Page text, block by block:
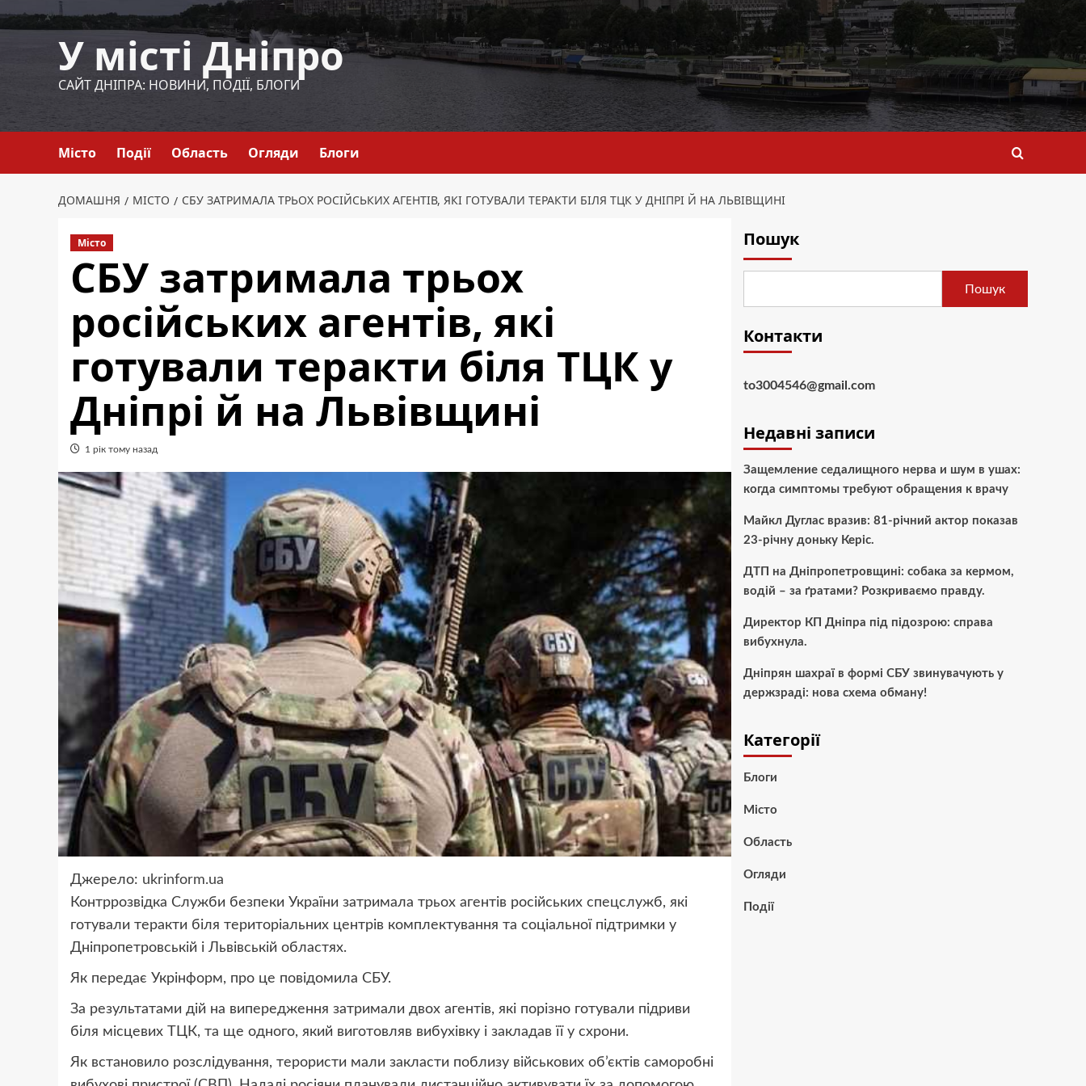
до
У місті Дніпро
САЙТ ДНІПРА: НОВИНИ, ПОДІЇ, БЛОГИ
Місто Події Область Огляди Блоги
ДОМАШНЯ МІСТО СБУ ЗАТРИМАЛА ТРЬОХ РОСІЙСЬКИХ АГЕНТІВ, ЯКІ ГОТУВАЛИ ТЕРАКТИ БІЛЯ ТЦК У ДНІПРІ Й НА ЛЬВІВЩИНІ
Місто
СБУ затримала трьох
російських агентів, які
готували теракти біля ТЦК у
Дніпрі й на Львівщині
1 рік тому назад
Джерело: ukrinform.ua
Контррозвідка Служби безпеки України затримала трьох агентів російських спецслужб, які
готували теракти біля територіальних центрів комплектування та соціальної підтримки у
Дніпропетровській і Львівській областях.
Як передає Укрінформ, про це повідомила СБУ.
За результатами дій на випередження затримали двох агентів, які порізно готували підриви
біля місцевих ТЦК, та ще одного, який виготовляв вибухівку і закладав її у схрони.
Як встановило розслідування, терористи мали закласти поблизу військових об’єктів саморобні
Пошук
Пошук
Контакти
to3004546@gmail.com
Недавні записи
Защемление седалищного нерва и шум в ушах:
когда симптомы требуют обращения к врачу
Майкл Дуглас вразив: 81-річний актор показав
23-річну доньку Керіс.
ДТП на Дніпропетровщині: собака за кермом,
водій – за ґратами? Розкриваємо правду.
Директор КП Дніпра під підозрою: справа
вибухнула.
Дніпрян шахраї в формі СБУ звинувачують у
держзраді: нова схема обману!
Категорії
Блоги
Місто
Область
Огляди
Події